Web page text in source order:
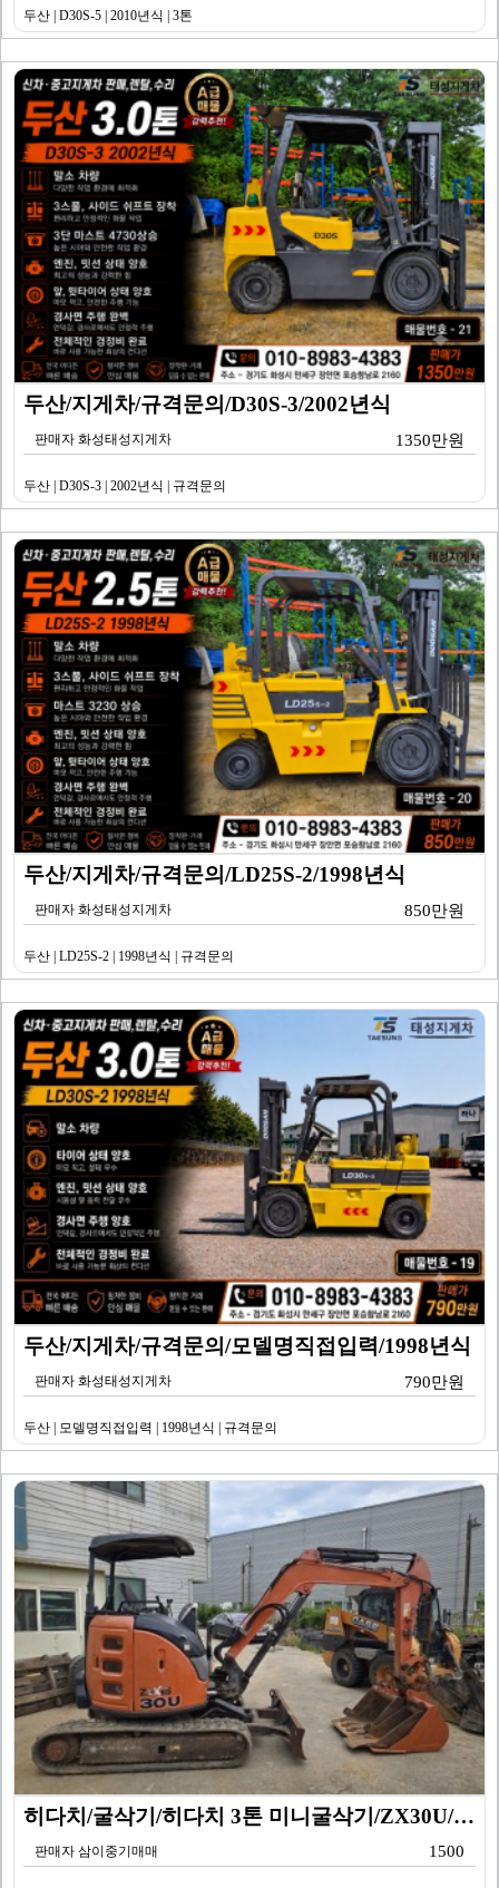
두산 | D30S-5 | 2010년식 | 3톤
두산/지게차/규격문의/D30S-3/2002년식
판매자 화성태성지게차 1350만원
두산 | D30S-3 | 2002년식 | 규격문의
두산/지게차/규격문의/LD25S-2/1998년식
판매자 화성태성지게차 850만원
두산 | LD25S-2 | 1998년식 | 규격문의
두산/지게차/규격문의/모델명직접입력/1998년식
판매자 화성태성지게차 790만원
두산 | 모델명직접입력 | 1998년식 | 규격문의
히다치/굴삭기/히다치 3톤 미니굴삭기/ZX30U/201…
판매자 삼이중기매매 1500